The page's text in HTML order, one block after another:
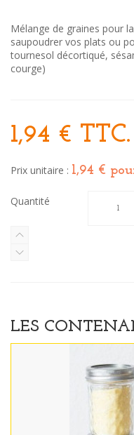
Mélange de graines pour
saupoudrer vos plats ou
tournesol décortiqué,
courge)
1,94 € TTC.
Prix unitaire : 1,94 €
Quantité
LES